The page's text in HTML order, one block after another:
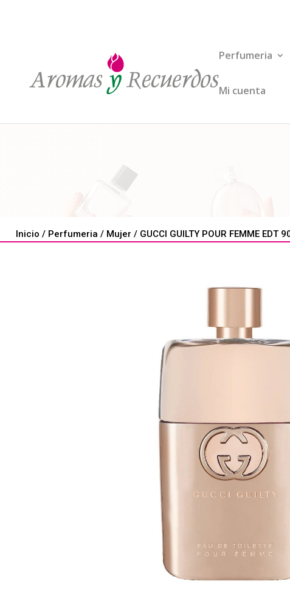
Perfumeria
Mi cuenta
Inicio / Perfumeria / Mujer / GUCCI GUILTY POUR FEMME EDT